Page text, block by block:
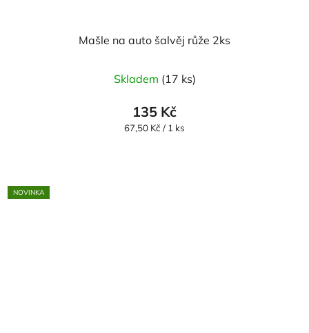
Mašle na auto šalvěj růže 2ks
Skladem (17 ks)
135 Kč
Měrná
67,50 Kč / 1 ks
NOVINKA